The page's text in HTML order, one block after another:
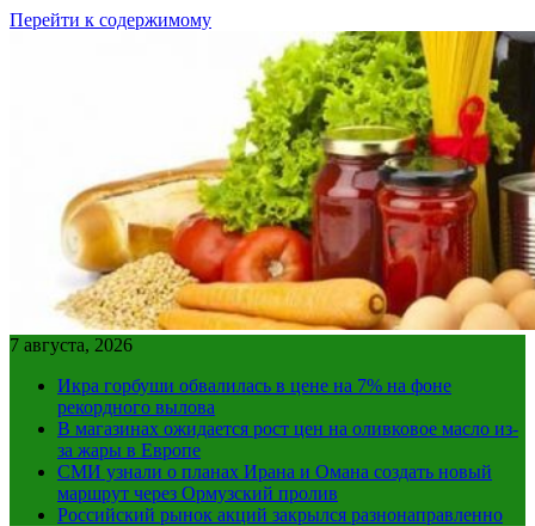
Перейти к содержимому
7 августа, 2026
Икра горбуши обвалилась в цене на 7% на фоне
рекордного вылова
В магазинах ожидается рост цен на оливковое масло из-
за жары в Европе
СМИ узнали о планах Ирана и Омана создать новый
маршрут через Ормузский пролив
Российский рынок акций закрылся разнонаправленно